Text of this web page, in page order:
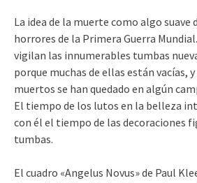
La idea de la muerte como algo suave
horrores de la Primera Guerra
vigilan las innumerables tumbas
porque muchas de ellas están vacías,
muertos se han quedado en algún
El tiempo de los lutos en la belleza
con él el tiempo de las decoraciones
tumbas.
El cuadro «Angelus Novus» de Paul